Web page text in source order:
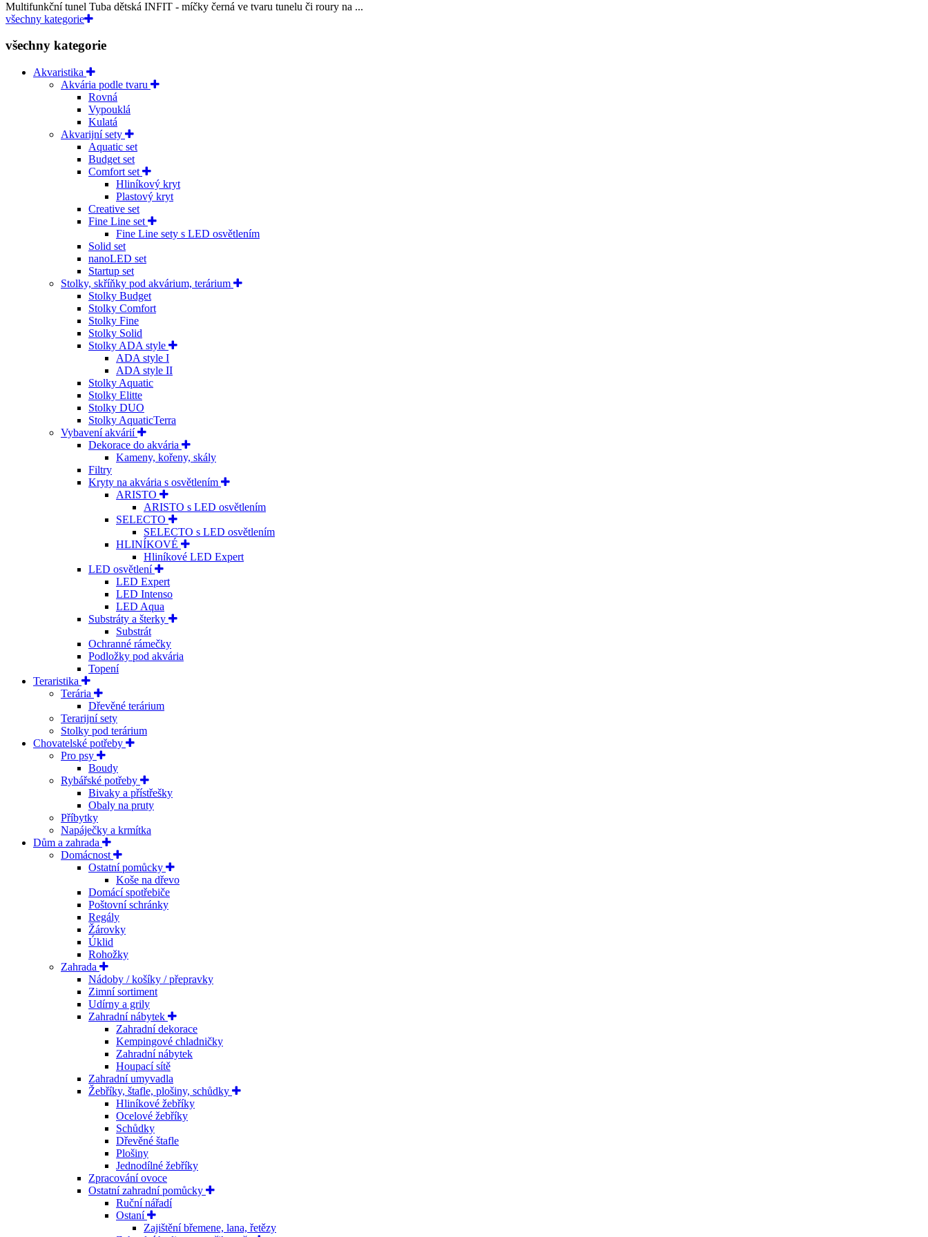
Multifunkční tunel Tuba dětská INFIT - míčky černá ve tvaru tunelu či roury na ...
všechny kategorie
všechny kategorie
Akvaristika
Akvária podle tvaru
Rovná
Vypouklá
Kulatá
Akvarijní sety
Aquatic set
Budget set
Comfort set
Hliníkový kryt
Plastový kryt
Creative set
Fine Line set
Fine Line sety s LED osvětlením
Solid set
nanoLED set
Startup set
Stolky, skříňky pod akvárium, terárium
Stolky Budget
Stolky Comfort
Stolky Fine
Stolky Solid
Stolky ADA style
ADA style I
ADA style II
Stolky Aquatic
Stolky Elitte
Stolky DUO
Stolky AquaticTerra
Vybavení akvárií
Dekorace do akvária
Kameny, kořeny, skály
Filtry
Kryty na akvária s osvětlením
ARISTO
ARISTO s LED osvětlením
SELECTO
SELECTO s LED osvětlením
HLINÍKOVÉ
Hliníkové LED Expert
LED osvětlení
LED Expert
LED Intenso
LED Aqua
Substráty a šterky
Substrát
Ochranné rámečky
Podložky pod akvária
Topení
Teraristika
Terária
Dřevěné terárium
Terarijní sety
Stolky pod terárium
Chovatelské potřeby
Pro psy
Boudy
Rybářské potřeby
Bivaky a přístřešky
Obaly na pruty
Příbytky
Napáječky a krmítka
Dům a zahrada
Domácnost
Ostatní pomůcky
Koše na dřevo
Domácí spotřebiče
Poštovní schránky
Regály
Žárovky
Úklid
Rohožky
Zahrada
Nádoby / košíky / přepravky
Zimní sortiment
Udírny a grily
Zahradní nábytek
Zahradní dekorace
Kempingové chladničky
Zahradní nábytek
Houpací sítě
Zahradní umyvadla
Žebříky, štafle, plošiny, schůdky
Hliníkové žebříky
Ocelové žebříky
Schůdky
Dřevěné štafle
Plošiny
Jednodílné žebříky
Zpracování ovoce
Ostatní zahradní pomůcky
Ruční nářadí
Ostaní
Zajištění břemene, lana, řetězy